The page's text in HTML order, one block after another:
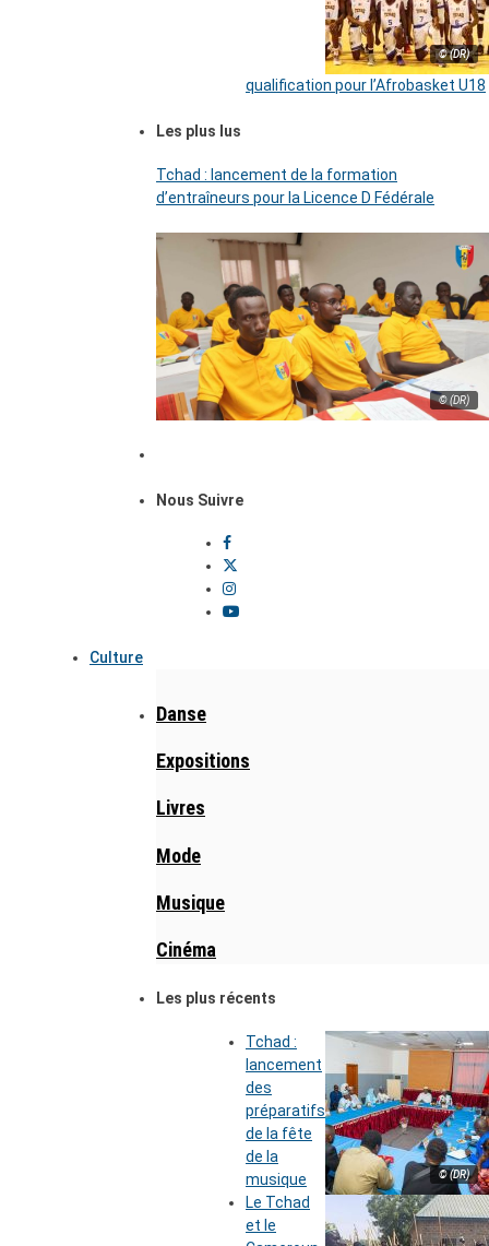
© (DR)
qualification pour l’Afrobasket U18
Les plus lus
Tchad : lancement de la formation
d’entraîneurs pour la Licence D Fédérale
© (DR)
Nous Suivre
Culture
Danse
Expositions
Livres
Mode
Musique
Cinéma
Les plus récents
© (DR)
Tchad :
lancement
des
préparatifs
de la fête
de la
musique
Le Tchad
et le